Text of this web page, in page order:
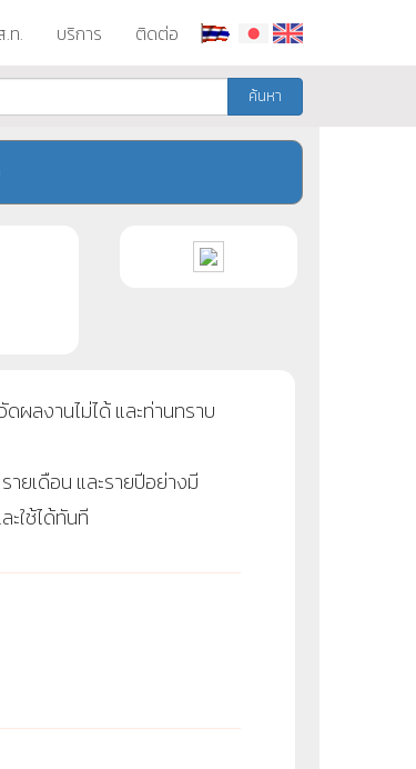
ท. บริการ ติดต่อ
ค้นหา
ผลงานไม่ได้ และท่านทราบ
ยเดือน และรายปีอย่างมี
ใช้ได้ทันที